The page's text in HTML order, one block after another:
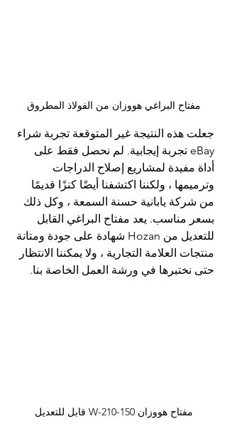
مفتاح البراغي هووزان من الفولاذ المطروق
جعلت هذه النتيجة غير المتوقعة تجربة شراء
eBay تجربة إيجابية. لم نحصل فقط على
أداة مفيدة لمشاريع إصلاح الدراجات
وترميمها ، ولكننا اكتشفنا أيضًا كنزًا قديمًا
من شركة يابانية حسنة السمعة ، وكل ذلك
بسعر مناسب. يعد مفتاح البراغي القابل
للتعديل من Hozan شهادة على جودة ومتانة
منتجات العلامة التجارية ، ولا يمكننا الانتظار
حتى نختبرها في ورشة العمل الخاصة بنا.
مفتاح هووزان W-210-150 قابل للتعديل